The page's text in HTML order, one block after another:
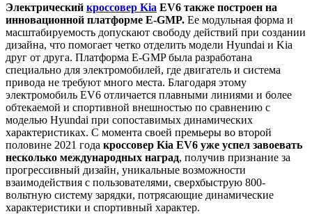
Электрический кроссовер Kia EV6 также построен на
инновационной платформе E-GMP. Ее модульная форма и
масштабируемость допускают свободу действий при создании
дизайна, что помогает четко отделить модели Hyundai и Kia
друг от друга. Платформа E-GMP была разработана
специально для электромобилей, где двигатель и система
привода не требуют много места. Благодаря этому
электромобиль EV6 отличается плавными линиями и более
обтекаемой и спортивной внешностью по сравнению с
моделью Hyundai при сопоставимых динамических
характеристиках. С момента своей премьеры во второй
половине 2021 года кроссовер Kia EV6 уже успел завоевать
несколько международных наград, получив признание за
прогрессивный дизайн, уникальные возможности
взаимодействия с пользователями, сверхбыструю 800-
вольтную систему зарядки, потрясающие динамические
характеристики и спортивный характер.